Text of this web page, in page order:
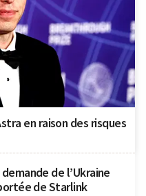
en raison des risques
de l’Ukraine
de Starlink